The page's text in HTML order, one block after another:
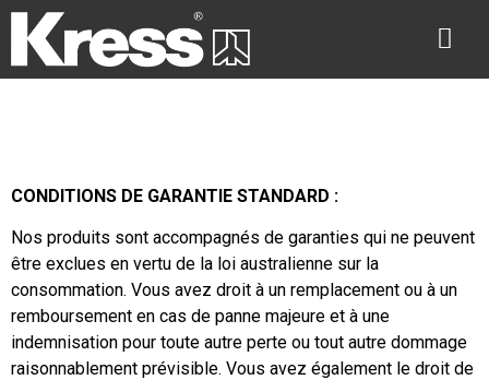
CONDITIONS DE GARANTIE STANDARD :
Nos produits sont accompagnés de garanties qui ne peuvent
être exclues en vertu de la loi australienne sur la
consommation. Vous avez droit à un remplacement ou à un
remboursement en cas de panne majeure et à une
indemnisation pour toute autre perte ou tout autre dommage
raisonnablement prévisible. Vous avez également le droit de